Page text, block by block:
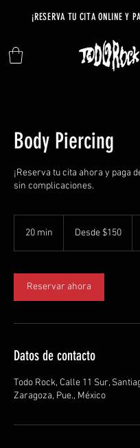
¡RESERVA TU CITA ONLINE Y
Body Piercing
¡Reserva tu cita ahora y paga
sin complicaciones.
20 min
m
i
n
Desde $150
Reservar ahora
Datos de contacto
Todo Rock, Calle 11 Sur,
Zaragoza, Pue., México